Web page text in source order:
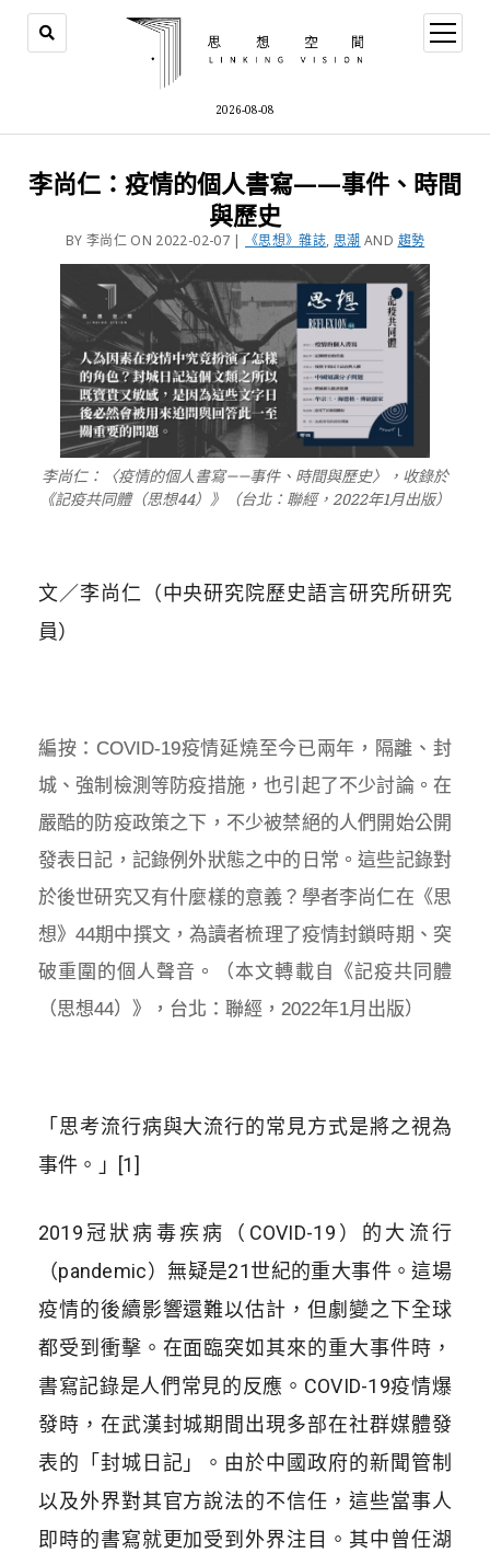
2026-08-08
李尚仁：疫情的個人書寫——事件、時間
與歷史
BY 李尚仁 ON 2022-02-07 | 《思想》雜誌, 思潮 AND 趨勢
李尚仁：〈疫情的個人書寫——事件、時間與歷史〉，收錄於
《記疫共同體（思想44）》（台北：聯經，2022年1月出版）
文／李尚仁（中央研究院歷史語言研究所研究
員）
編按：COVID-19疫情延燒至今已兩年，隔離、封
城、強制檢測等防疫措施，也引起了不少討論。在
嚴酷的防疫政策之下，不少被禁絕的人們開始公開
發表日記，記錄例外狀態之中的日常。這些記錄對
於後世研究又有什麼樣的意義？學者李尚仁在《思
想》44期中撰文，為讀者梳理了疫情封鎖時期、突
破重圍的個人聲音。（本文轉載自《記疫共同體
（思想44）》，台北：聯經，2022年1月出版）
「思考流行病與大流行的常見方式是將之視為
事件。」[1]
2019 冠狀病毒疾病（ COVID-19 ）的大流行
（pandemic）無疑是21世紀的重大事件。這場
疫情的後續影響還難以估計，但劇變之下全球
都受到衝擊。在面臨突如其來的重大事件時，
書寫記錄是人們常見的反應。 COVID-19疫情爆
發時，在武漢封城期間出現多部在社群媒體發
表的「封城日記」。由於中國政府的新聞管制
以及外界對其官方說法的不信任，這些當事人
即時的書寫就更加受到外界注目。其中曾任湖